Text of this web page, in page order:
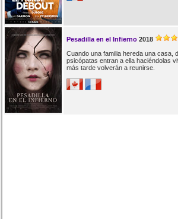
Pesadilla en el Infierno 2018
Cuando una familia hereda una casa,
psicópatas entran a ella haciéndolas
más tarde volverán a reunirse.